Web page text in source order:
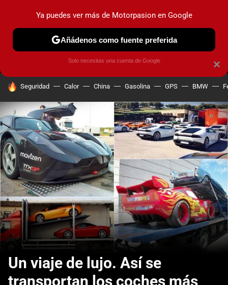
MENÚ NUEVO
COCHES ELÉCTRICOS OBSERVATORIO
HOY SE HABLA DE
Seguridad Calor China Gasolina GPS BMW
Un viaje de lujo. Así se
transportan los coches más
×
Ya puedes ver más de Motorpasion en Google
Añádenos como fuente preferida
Solo necesitas una cuenta de Google